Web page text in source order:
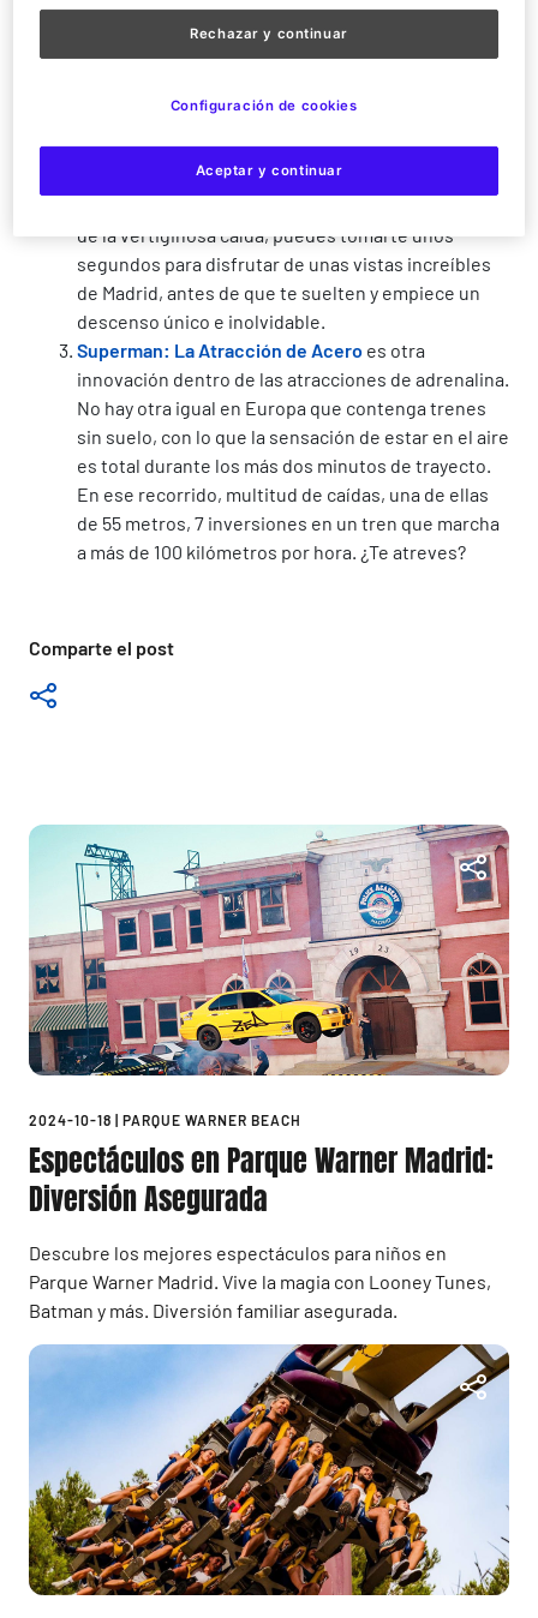
Comparte el post
hará que el vértigo todavía sea mayor.
La Venganza del Enigma, la atracción más alta de
para seguir con la ruta de atracciones de adrenalina
dentro de Parque Warner: te sube hasta los 100
metros de altura para soltarte a una velocidad de
de la vertiginosa caída, puedes tomarte unos
segundos para disfrutar de unas vistas increíbles
de Madrid, antes de que te suelten y empiece un
descenso único e inolvidable.
Superman: La Atracción de Acero es otra
innovación dentro de las atracciones de adrenalina.
No hay otra igual en Europa que contenga trenes
sin suelo, con lo que la sensación de estar en el aire
es total durante los más dos minutos de trayecto.
En ese recorrido, multitud de caídas, una de ellas
de 55 metros, 7 inversiones en un tren que marcha
a más de 100 kilómetros por hora. ¿Te atreves?
2024-10-18 PARQUE WARNER BEACH
Espectáculos en Parque Warner Madrid:
Diversión Asegurada
Descubre los mejores espectáculos para niños en
Parque Warner Madrid. Vive la magia con Looney Tunes,
Batman y más. Diversión familiar asegurada.
Rechazar y continuar
Aceptar y continuar
Configuración de cookies